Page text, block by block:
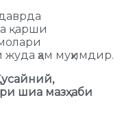
қарши
жуда ҳам муҳимдир.
шиа мазҳаби